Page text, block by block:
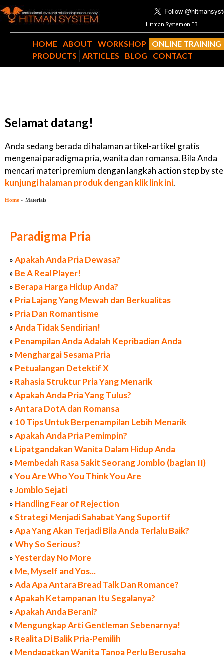
Hitman System on FB
HOME ABOUT WORKSHOP
ONLINE TRAINING
PRODUCTS
ARTICLES BLOG CONTACT
Selamat datang!
Anda sedang berada di halaman artikel-artikel gratis
mengenai paradigma pria, wanita dan romansa. Bila Anda
mencari materi premium dengan langkah action step by
kunjungi halaman produk dengan klik link ini.
Home » Materials
Paradigma Pria
»Apakah Anda Pria Dewasa?
» Be A Real Player!
» Berapa Harga Hidup Anda?
» Pria Lajang Yang Mewah dan Berkualitas
» Pria Dan Romantisme
»Anda Tidak Sendirian!
» Penampilan Anda Adalah Kepribadian Anda
» Menghargai Sesama Pria
» Petualangan Detektif X
» Rahasia Struktur Pria Yang Menarik
»Apakah Anda Pria Yang Tulus?
»Antara DotA dan Romansa
» 10 Tips Untuk Berpenampilan Lebih Menarik
»Apakah Anda Pria Pemimpin?
» Lipatgandakan Wanita Dalam Hidup Anda
» Membedah Rasa Sakit Seorang Jomblo (bagian II)
»You Are Who You Think You Are
»Jomblo Sejati
» Handling Fear of Rejection
»Strategi Menjadi Sahabat Yang Suportif
»Apa Yang Akan Terjadi Bila Anda Terlalu Baik?
»Why So Serious?
»Yesterday No More
» Me, Myself and Yos...
»Ada Apa Antara Bread Talk Dan Romance?
»Apakah Ketampanan Itu Segalanya?
»Apakah Anda Berani?
» Mengungkap Arti Gentleman Sebenarnya!
» Realita Di Balik Pria-Pemilih
» Mendapatkan Wanita Tanpa Perlu Berusaha